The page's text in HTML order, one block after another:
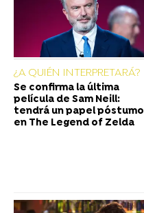
¿A QUIÉN INTERPRETARÁ?
Se confirma la última
película de Sam Neill:
tendrá un papel póstumo
en The Legend of Zelda